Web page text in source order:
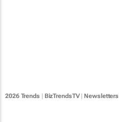
2026 Trends BizTrendsTV| Newsletters